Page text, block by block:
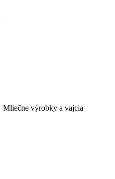
Mliečne výrobky a vajcia